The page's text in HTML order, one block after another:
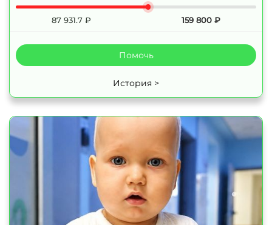
87 931.7 ₽ 159 800₽
Помочь
История >